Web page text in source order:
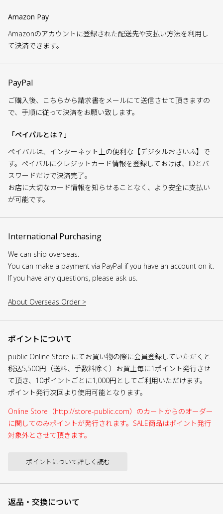
Amazon Pay
Amazonのアカウントに登録された配送先や支払い方法を利用し
て決済できます。
PayPal
ご購入後、こちらから請求書をメールにて送信させて頂きますの
で、手順に従って決済をお願い致します。
「ペイパルとは？」
ペイパルは、インターネット上の便利な【デジタルおさいふ】で
す。ペイパルにクレジットカード情報を登録しておけば、IDとパ
スワードだけで決済完了。
お店に大切なカード情報を知らせることなく、より安全に支払い
が可能です。
International Purchasing
We can ship overseas.
You can make a payment via PayPal if you have an account on it.
If you have any questions, please ask us.
About Overseas Order >
ポイントについて
public Online Store にてお買い物の際に会員登録していただくと
税込5,500円（送料、手数料除く）お買上毎に1ポイント発行させ
て頂き、10ポイントごとに1,000円としてご利用いただけます。
ポイント発行次回より使用可能となります。
Online Store（http://store-public.com）のカートからのオーダー
に関してのみポイントが発行されます。SALE商品はポイント発行
対象外とさせて頂きます。
ポイントについて詳しく読む
返品・交換について